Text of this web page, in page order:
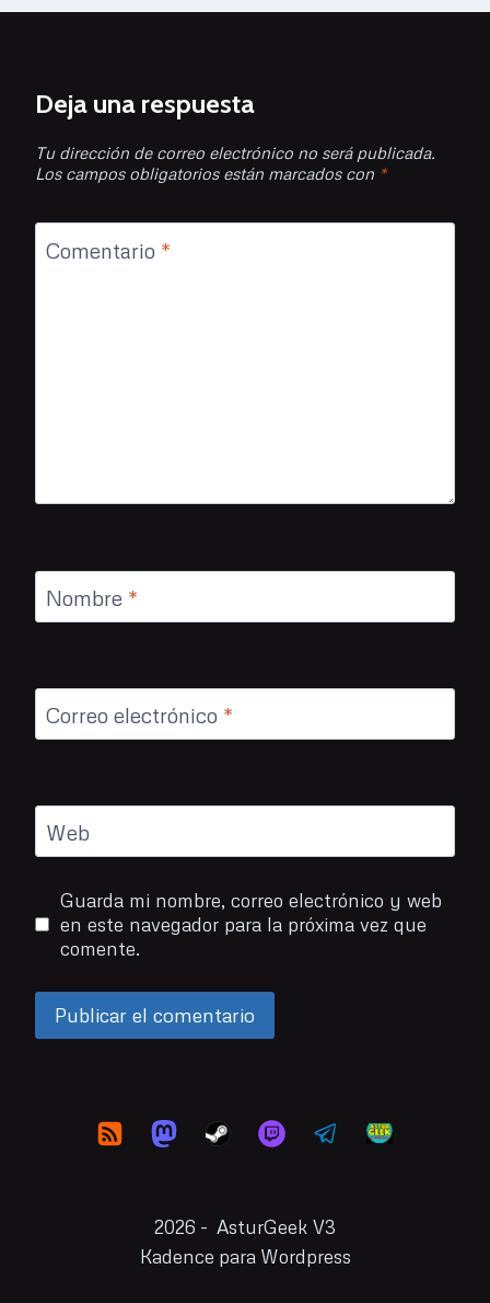
Deja una respuesta
Tu dirección de correo electrónico no será publicada.
Los campos obligatorios están marcados con *
Comentario *
Nombre *
Correo electrónico *
Web
Guarda mi nombre, correo electrónico y web
en este navegador para la próxima vez que
comente.
2026 - AsturGeek V3
Kadence para Wordpress